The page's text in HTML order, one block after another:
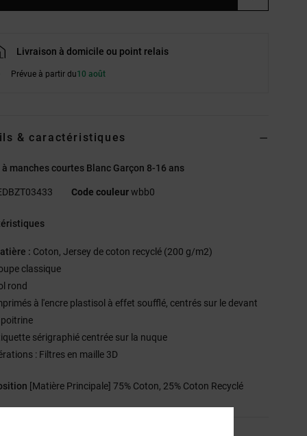
Livraison à domicile ou point relais
Prévue à partir du10 août
& caractéristiques
manches courtes Blanc Garçon 8-16 ans
Code couleurwbb0
: Coton, Jersey de coton recyclé (200 g/m2)
classique
rond
à l'encre plastisol à effet soufflé, centrés sur le devant
poitrine
sérigraphié centrée sur la nuque
: Filtres en maille 3D
[Matière Principale] 75% Coton, 25% Coton Recyclé